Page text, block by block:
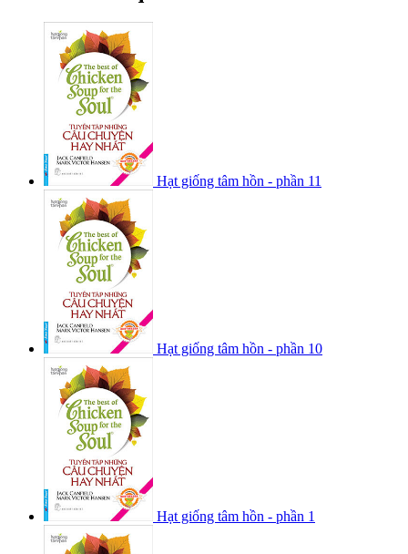
Hạt giống tâm hồn - phần 11
Hạt giống tâm hồn - phần 10
Hạt giống tâm hồn - phần 1